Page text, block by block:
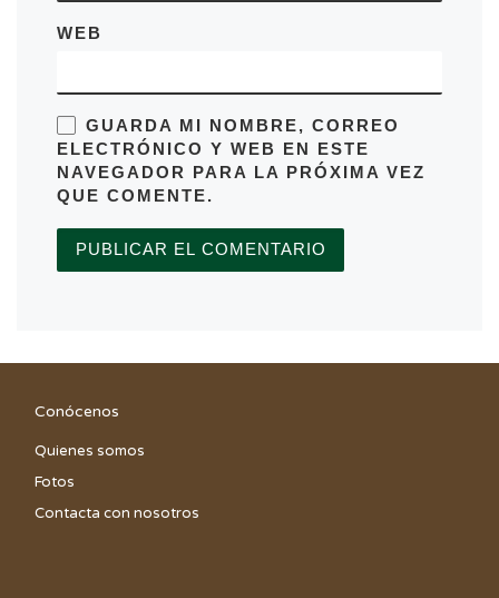
WEB
GUARDA MI NOMBRE, CORREO
ELECTRÓNICO Y WEB EN ESTE
NAVEGADOR PARA LA PRÓXIMA VEZ
QUE COMENTE.
Conócenos
Quienes somos
Fotos
Contacta con nosotros